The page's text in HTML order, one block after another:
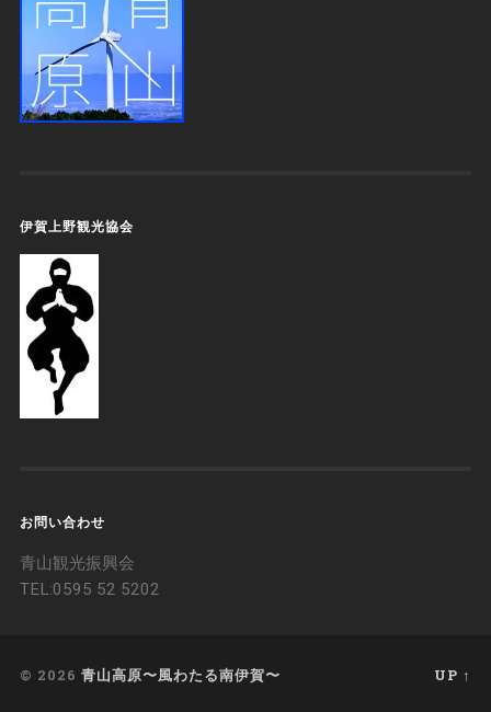
伊賀上野観光協会
お問い合わせ
青山観光振興会
TEL:‭0595 52 5202
© 2026 青山高原〜風わたる南伊賀〜 UP ↑